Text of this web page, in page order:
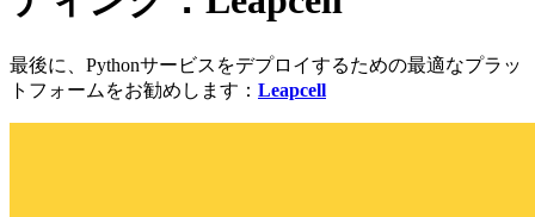
最後に、Pythonサービスをデプロイするための最適なプラッ
トフォームをお勧めします： Leapcell